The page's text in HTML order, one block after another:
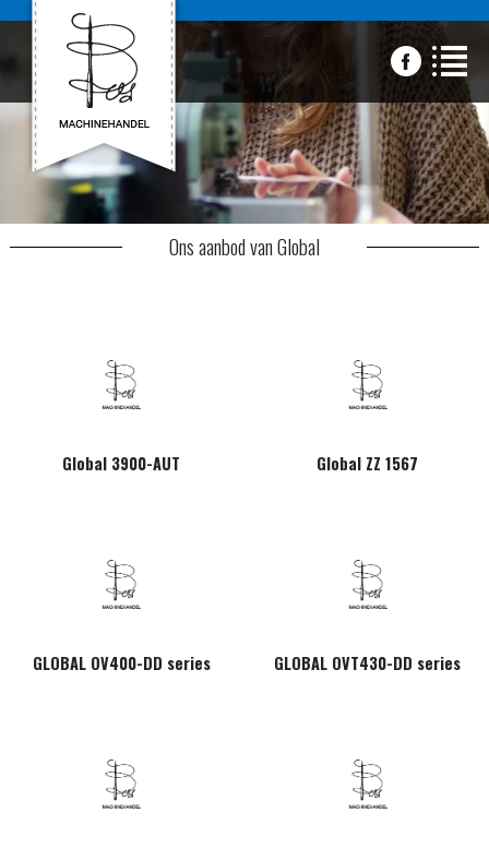
Ons aanbod van Global
Global 3900-AUT Global ZZ 1567
GLOBAL OV400-DD series GLOBAL OVT430-DD series